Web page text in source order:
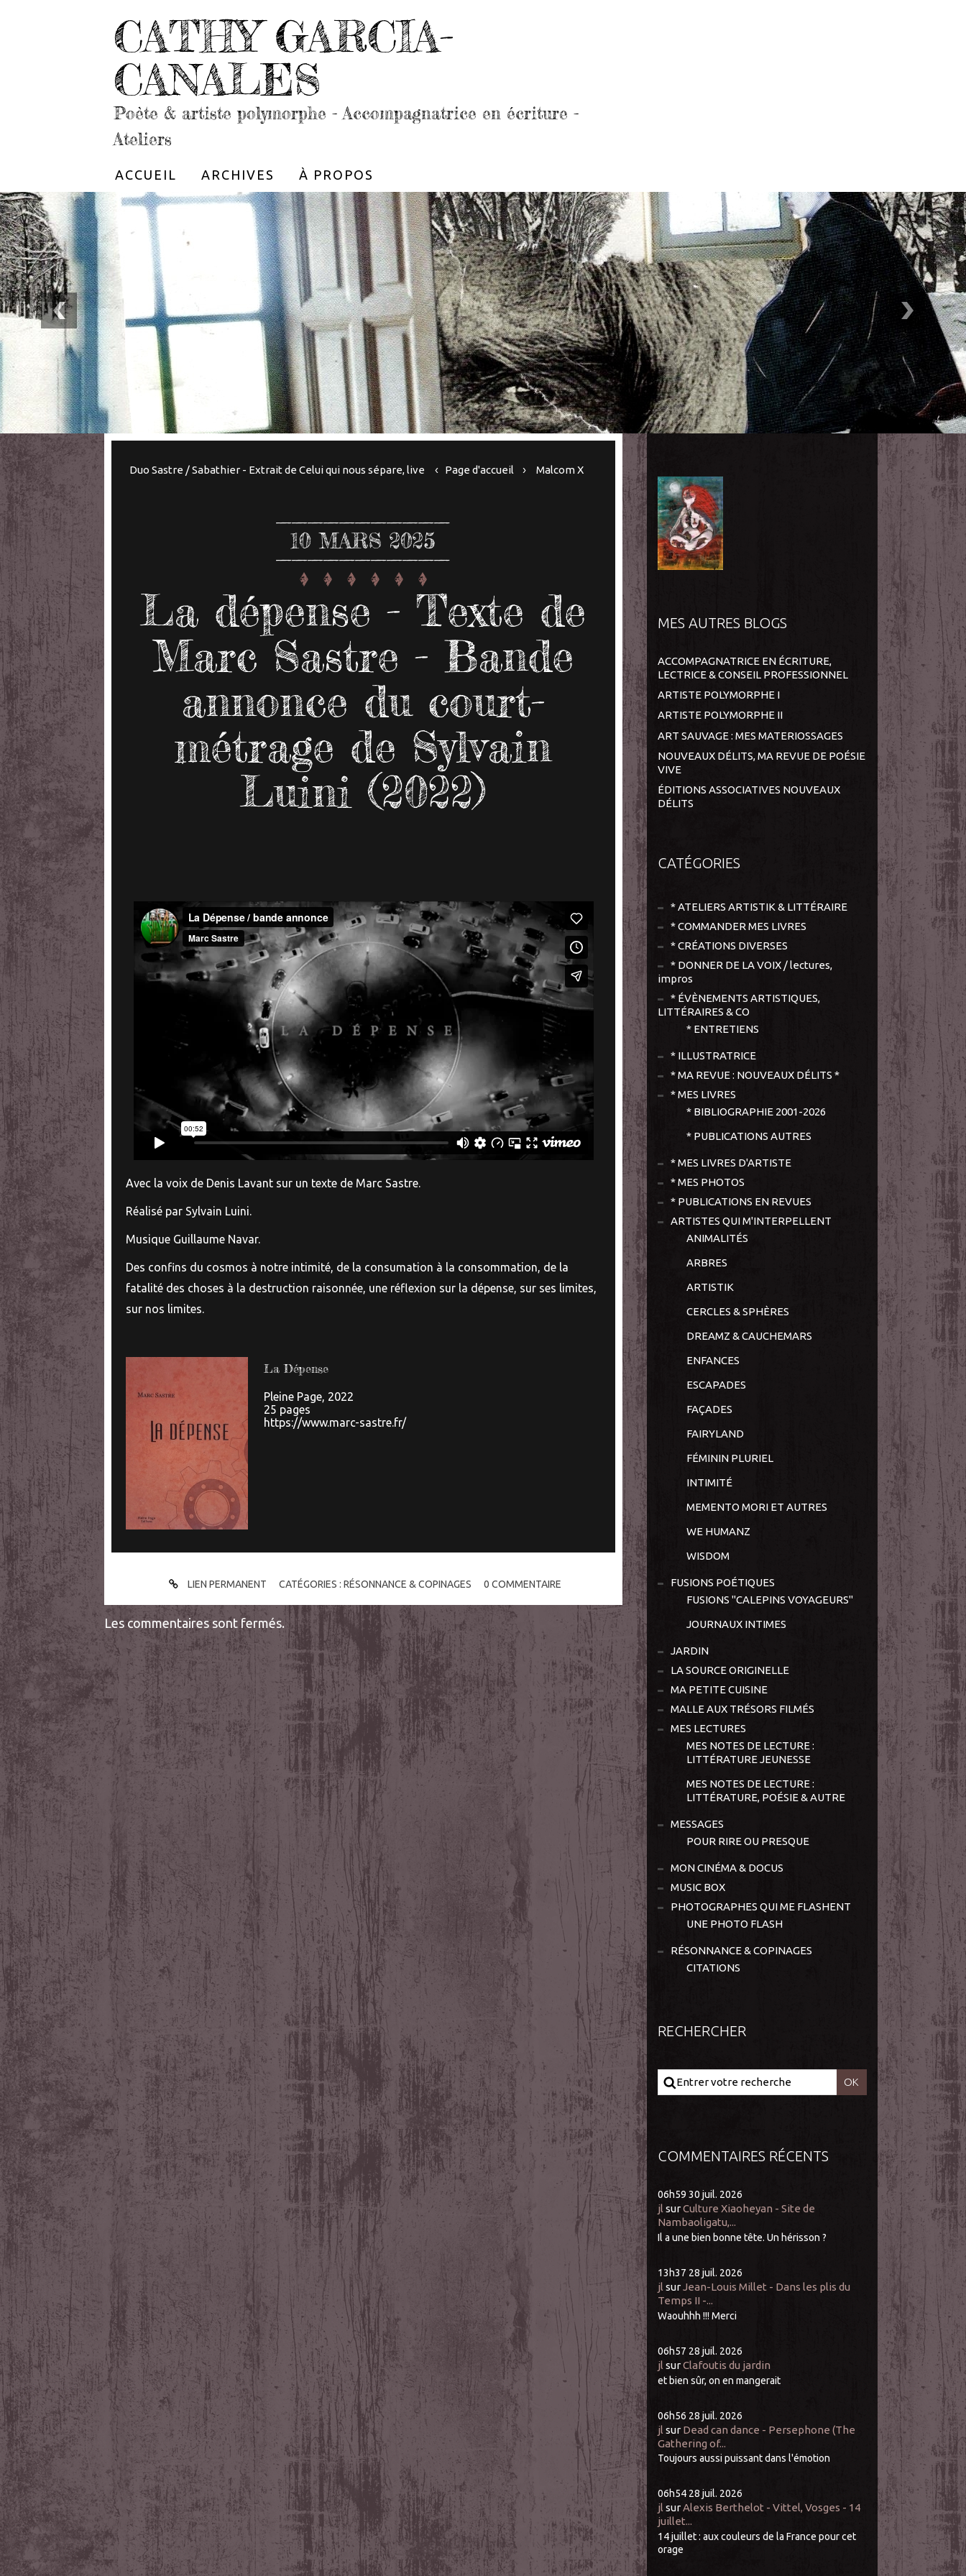
CATHY GARCIA-
CANALES
Poète & artiste polymorphe - Accompagnatrice en écriture -
Ateliers
ACCUEIL ARCHIVES À PROPOS
Duo Sastre / Sabathier - Extrait de Celui qui nous sépare, live Page d'accueil Malcom X
10 MARS 2025
La dépense - Texte de
Marc Sastre - Bande
annonce du court-
métrage de Sylvain
Luini (2022)
Avec la voix de Denis Lavant sur un texte de Marc Sastre.
Réalisé par Sylvain Luini.
Musique Guillaume Navar.
Des confins du cosmos à notre intimité, de la consumation à la consommation, de la
fatalité des choses à la destruction raisonnée, une réflexion sur la dépense, sur ses limites,
sur nos limites.
La Dépense
Pleine Page, 2022
25 pages
https://www.marc-sastre.fr/
LIEN PERMANENT CATÉGORIES :RÉSONNANCE & COPINAGES 0 COMMENTAIRE
Les commentaires sont fermés.
MES AUTRES BLOGS
ACCOMPAGNATRICE EN ÉCRITURE,
LECTRICE & CONSEIL PROFESSIONNEL
ARTISTE POLYMORPHE I
ARTISTE POLYMORPHE II
ART SAUVAGE : MES MATERIOSSAGES
NOUVEAUX DÉLITS, MA REVUE DE POÉSIE
VIVE
ÉDITIONS ASSOCIATIVES NOUVEAUX
DÉLITS
CATÉGORIES
* ATELIERS ARTISTIK & LITTÉRAIRE
* COMMANDER MES LIVRES
* CRÉATIONS DIVERSES
* DONNER DE LA VOIX / lectures,
impros
* ÉVÈNEMENTS ARTISTIQUES,
LITTÉRAIRES & CO
* ENTRETIENS
* ILLUSTRATRICE
* MA REVUE : NOUVEAUX DÉLITS *
* MES LIVRES
* BIBLIOGRAPHIE 2001-2026
* PUBLICATIONS AUTRES
* MES LIVRES D'ARTISTE
* MES PHOTOS
* PUBLICATIONS EN REVUES
ARTISTES QUI M'INTERPELLENT
ANIMALITÉS
ARBRES
ARTISTIK
CERCLES & SPHÈRES
DREAMZ & CAUCHEMARS
ENFANCES
ESCAPADES
FAÇADES
FAIRYLAND
FÉMININ PLURIEL
INTIMITÉ
MEMENTO MORI ET AUTRES
WE HUMANZ
WISDOM
FUSIONS POÉTIQUES
FUSIONS "CALEPINS VOYAGEURS"
JOURNAUX INTIMES
JARDIN
LA SOURCE ORIGINELLE
MA PETITE CUISINE
MALLE AUX TRÉSORS FILMÉS
MES LECTURES
MES NOTES DE LECTURE :
LITTÉRATURE JEUNESSE
MES NOTES DE LECTURE :
LITTÉRATURE, POÉSIE & AUTRE
MESSAGES
POUR RIRE OU PRESQUE
MON CINÉMA & DOCUS
MUSIC BOX
PHOTOGRAPHES QUI ME FLASHENT
UNE PHOTO FLASH
RÉSONNANCE & COPINAGES
CITATIONS
RECHERCHER
COMMENTAIRES RÉCENTS
06h59 30 juil. 2026
jl surCulture Xiaoheyan - Site de
Nambaoligatu,...
Il a une bien bonne tête. Un hérisson ?
13h37 28 juil. 2026
jl surJean-Louis Millet - Dans les plis du
Temps II -...
Waouhhh !!! Merci
06h57 28 juil. 2026
jl surClafoutis du jardin
et bien sûr, on en mangerait
06h56 28 juil. 2026
jl surDead can dance - Persephone (The
Gathering of...
Toujours aussi puissant dans l'émotion
06h54 28 juil. 2026
jl surAlexis Berthelot - Vittel, Vosges - 14
juillet...
14 juillet : aux couleurs de la France pour cet
orage